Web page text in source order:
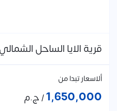
قرية الايا الساحل الشمالي Alaia North Coast
ألاسعار تبدا من
1,650,000/ ج.م